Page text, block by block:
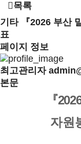
목록
기타
『2026 부산
표
페이지 정보
최고관리자
본문
『
자원